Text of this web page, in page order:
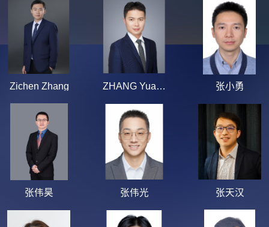
Zichen Zhang ZHANG Yuanjun 张小勇
张伟昊 张伟光 张天汉